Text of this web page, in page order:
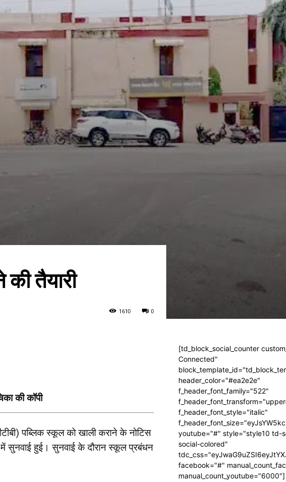
तैयारी
0
1610
की कॉपी
पब्लिक स्कूल को खाली कराने के नोटिस
में सुनवाई हुई। सुनवाई के दौरान स्कूल प्रबंधन
[td_block_social_counter
Connected"
header_color="#ea2e2e"
f_header_font_family="522"
f_header_font_style="italic"
youtube="#" style="style10 td-
social-colored"
facebook="#"
manual_count_youtube="6000"]